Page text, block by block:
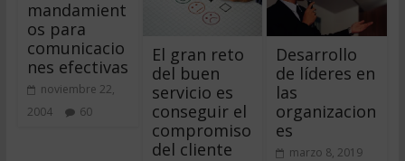
mandamient
os para
comunicacio
nes efectivas
noviembre 22,
2004
60
El gran reto
del buen
servicio es
conseguir el
compromiso
del cliente
Desarrollo
de líderes en
las
organizacion
es
marzo 8, 2019